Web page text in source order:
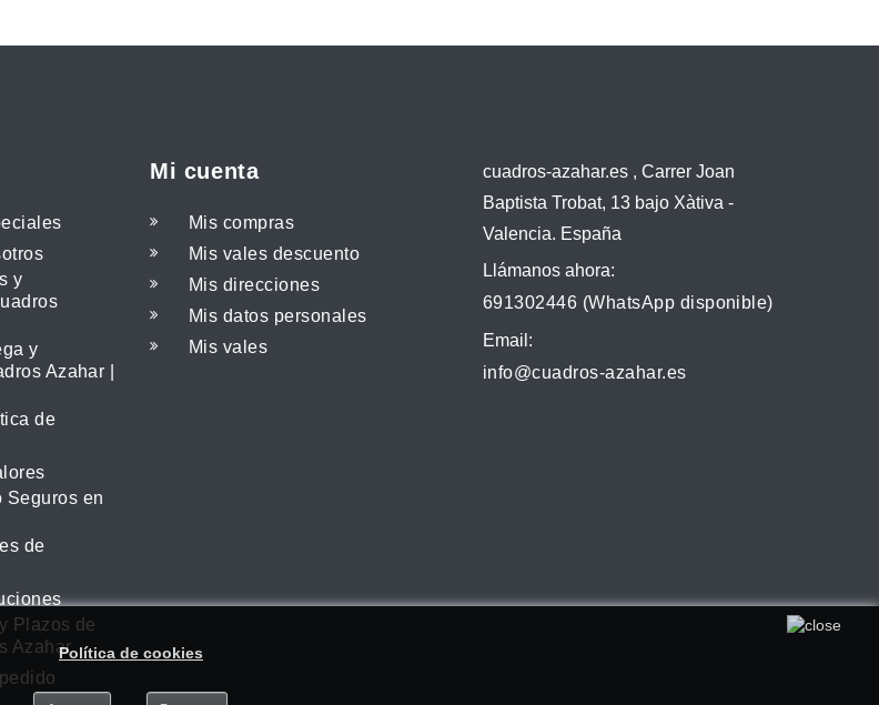
y
y
Azahar |
de
Seguros en
de
Plazos de
Azahar
Mi cuenta
Mis compras
Mis vales descuento
Mis direcciones
Mis datos personales
Mis vales
cuadros-azahar.es , Carrer Joan
Baptista Trobat, 13 bajo Xàtiva -
Valencia. España
Llámanos ahora:
691302446 (WhatsApp disponible)
Email:
info@cuadros-azahar.es
Si continúa navegando, consideramos que acepta su uso. Puede obtener más información en nuestra
Política de cookies